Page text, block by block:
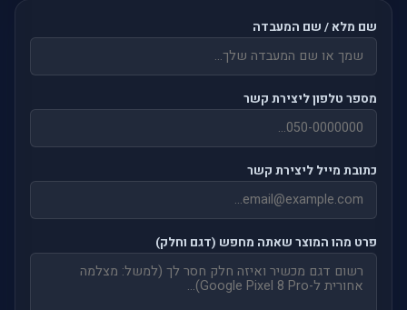
שם מלא / שם המעבדה
מספר טלפון ליצירת קשר
כתובת מייל ליצירת קשר
פרט מהו המוצר שאתה מחפש (דגם וחלק)